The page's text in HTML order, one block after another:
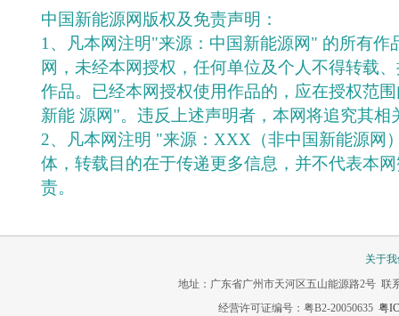
中国新能源网版权及免责声明：
1、凡本网注明"来源：中国新能源网" 的所有作
网，未经本网授权，任何单位及个人不得转载
作品。已经本网授权使用作品的，应在授权范
新能 源网"。违反上述声明者，本网将追究其相
2、凡本网注明 "来源：XXX（非中国新能源网
体，转载目的在于传递更多信息，并不代表本
责。
关于
地址：广东省广州市天河区五山能源路2号 联
经营许可证编号：粤B2-20050635 粤